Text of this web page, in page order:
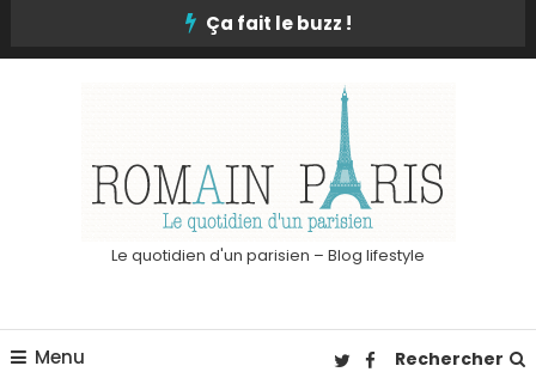
Ça fait le buzz !
Le quotidien d'un parisien – Blog lifestyle
Menu Rechercher